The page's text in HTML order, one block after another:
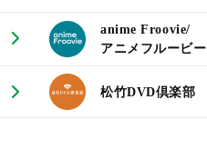
anime Froovie/
アニメフルービー
松竹DVD倶楽部